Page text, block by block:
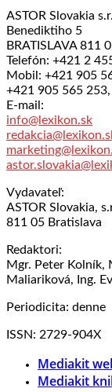
ASTOR Slovakia
Benediktiho 5
BRATISLAVA 811
Telefón: +421 2
Mobil: +421 905
+421 905 565
E-mail:
info@lexikon.sk
Vydavateľ:
ASTOR Slovakia,
811 05 Bratislava
Redaktori:
Mgr. Peter Kolník,
Maliariková, Ing.
Periodicita: denne
ISSN: 2729-904X
Mediakit
Mediakit